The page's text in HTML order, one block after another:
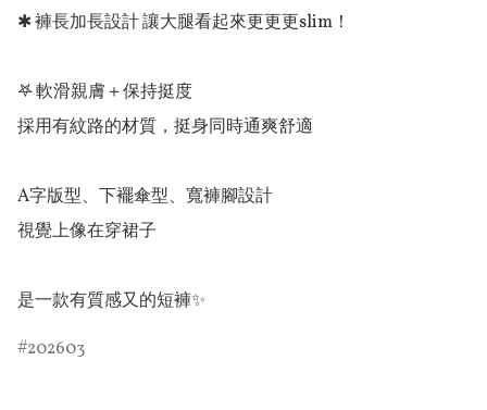
✱ 褲長加長設計 讓大腿看起來更更更slim！
𖤐 軟滑親膚＋保持挺度
採用有紋路的材質，挺身同時通爽舒適
A字版型、下襬傘型、寬褲腳設計
視覺上像在穿裙子
是一款有質感又的短褲✨
202603